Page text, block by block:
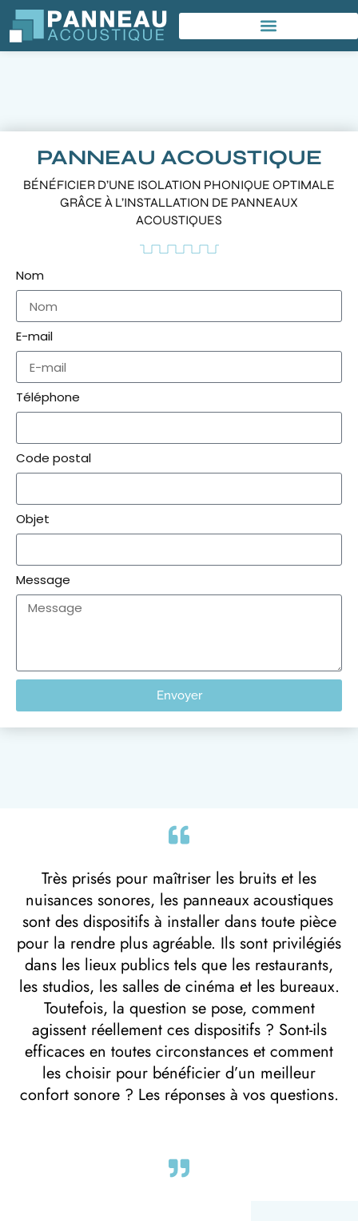
PANNEAU ACOUSTIQUE
BÉNÉFICIER D’UNE ISOLATION PHONIQUE OPTIMALE
GRÂCE À L’INSTALLATION DE PANNEAUX
ACOUSTIQUES
Nom
E-mail
Téléphone
Code postal
Objet
Message
Envoyer
Très prisés pour maîtriser les bruits et les
nuisances sonores, les panneaux acoustiques
sont des dispositifs à installer dans toute pièce
pour la rendre plus agréable. Ils sont privilégiés
dans les lieux publics tels que les restaurants,
les studios, les salles de cinéma et les bureaux.
Toutefois, la question se pose, comment
agissent réellement ces dispositifs ? Sont-ils
efficaces en toutes circonstances et comment
les choisir pour bénéficier d’un meilleur
confort sonore ? Les réponses à vos questions.